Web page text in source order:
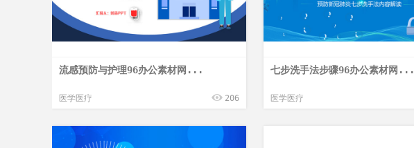
流感预防与护理96办公素材网...
医学医疗 206
七步洗手法步骤96办公素材网...
医学医疗